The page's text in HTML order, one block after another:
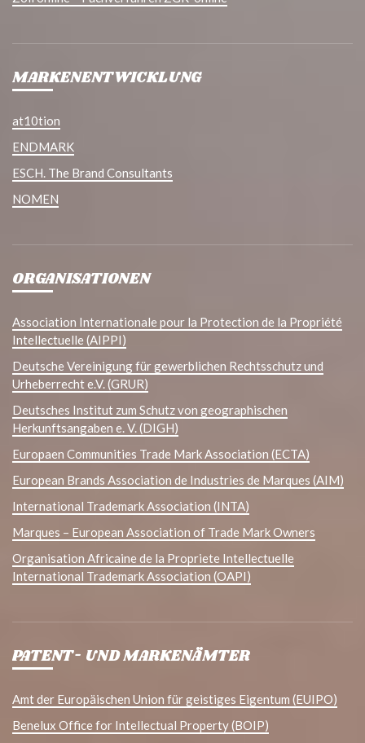
MARKENENTWICKLUNG
at10tion
ENDMARK
ESCH. The Brand Consultants
NOMEN
ORGANISATIONEN
Association Internationale pour la Protection de la Propriété
Intellectuelle (AIPPI)
Deutsche Vereinigung für gewerblichen Rechtsschutz und
Urheberrecht e.V. (GRUR)
Deutsches Institut zum Schutz von geographischen
Herkunftsangaben e. V. (DIGH)
Europaen Communities Trade Mark Association (ECTA)
European Brands Association de Industries de Marques (AIM)
International Trademark Association (INTA)
Marques – European Association of Trade Mark Owners
Organisation Africaine de la Propriete Intellectuelle
International Trademark Association (OAPI)
PATENT- UND MARKENÄMTER
Amt der Europäischen Union für geistiges Eigentum (EUIPO)
Benelux Office for Intellectual Property (BOIP)